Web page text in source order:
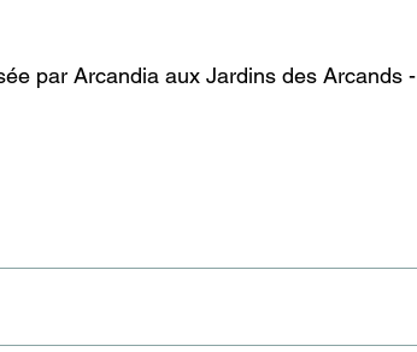
par Arcandia aux Jardins des Arcands -